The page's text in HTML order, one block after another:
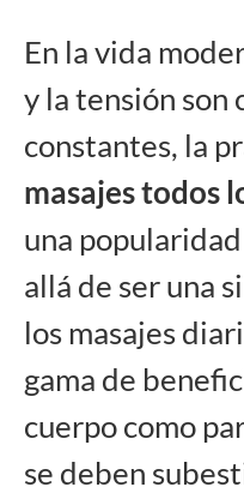
En la vida
y la tensión son
constantes, la
masajes todos
una
allá de ser una
los masajes
gama de
cuerpo como
se deben